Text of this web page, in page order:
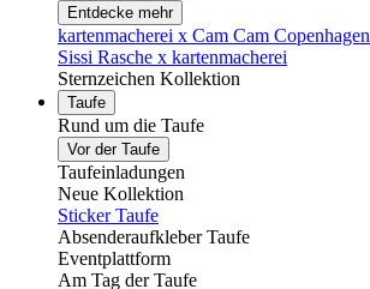
Entdecke mehr
kartenmacherei x Cam Cam Copenhagen
Sissi Rasche x kartenmacherei
Sternzeichen Kollektion
Taufe
Rund um die Taufe
Vor der Taufe
Taufeinladungen
Neue Kollektion
Sticker Taufe
Absenderaufkleber Taufe
Eventplattform
Am Tag der Taufe